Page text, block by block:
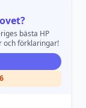
bästa HP
och förklaringar!